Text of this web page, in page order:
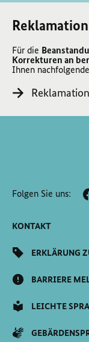
Reklamation
Für die
Korrekturen an
Ihnen
Reklamation
Folgen Sie uns:
KONTAKT
ERKLÄRUNG
BARRIERE
LEICHTE